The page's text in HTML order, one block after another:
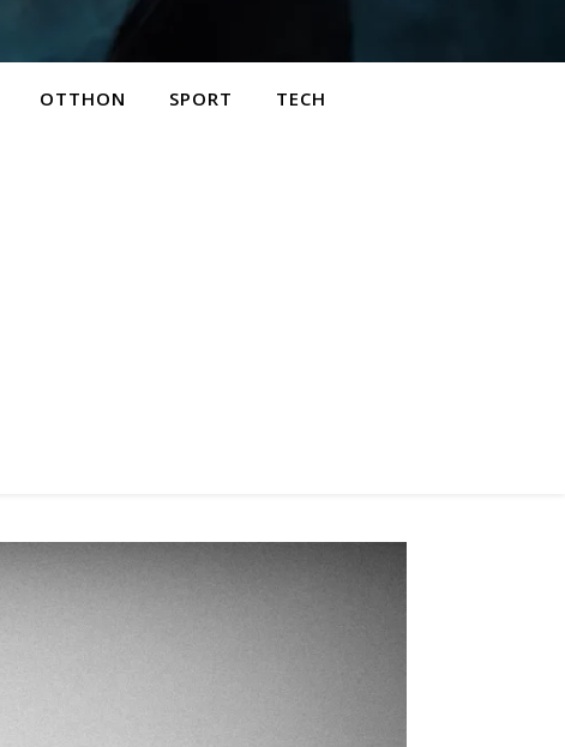
OTTHON SPORT TECH